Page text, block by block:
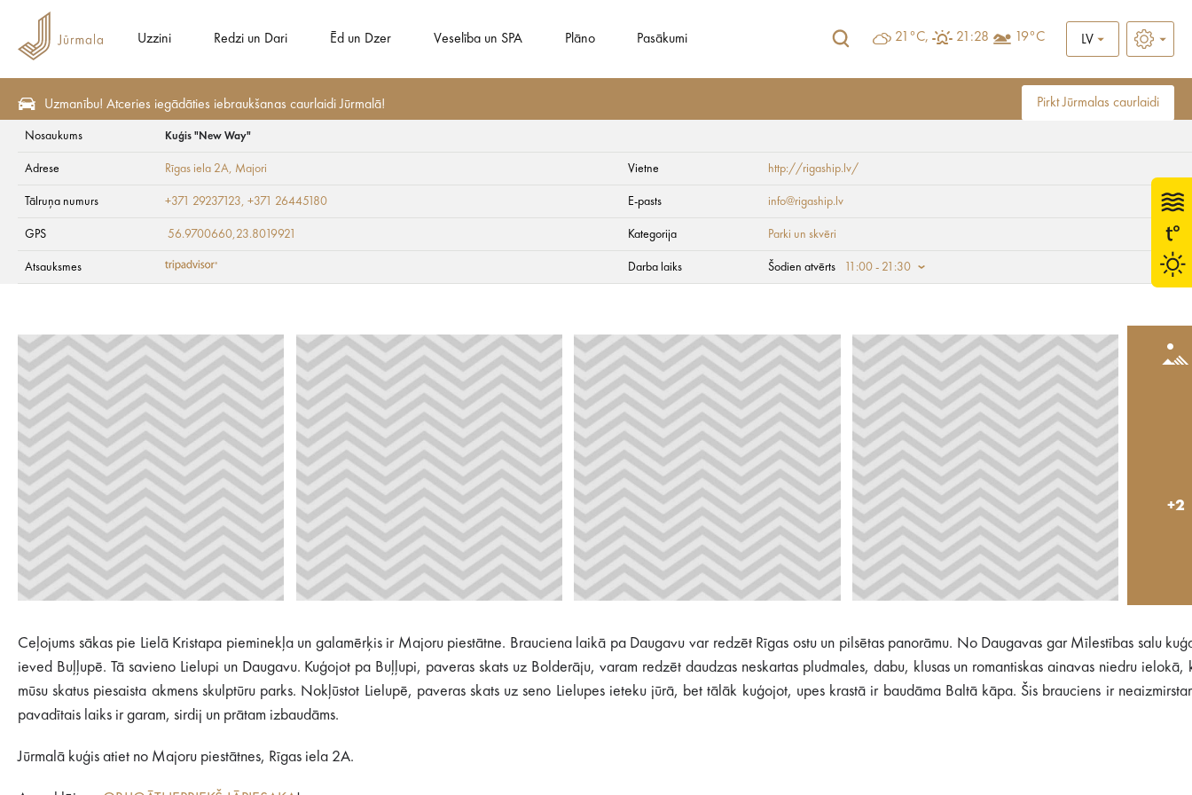
Uzzini Redzi un Dari Ēd un Dzer Veselība un SPA Plāno Pasākumi 21°C, 21:28 19°C LV
Uzmanību! Atceries iegādāties iebraukšanas caurlaidi Jūrmalā! Pirkt Jūrmalas caurlaidi
Parki un skvēri
Kuģis "New Way"
Nosaukums Kuģis "New Way"
Adrese Rīgas iela 2A, Majori Vietne http://rigaship.lv/
Tālruņa numurs +371 29237123, +371 26445180 E-pasts info@rigaship.lv
GPS 56.9700660,23.8019921 Kategorija Parki un skvēri
Atsauksmes Darba laiks Šodien atvērts 11:00 - 21:30
+2
Ceļojums sākas pie Lielā Kristapa pieminekļa un galamērķis ir Majoru piestātne. Brauciena laikā pa Daugavu var redzēt Rīgas ostu un pilsētas panorāmu. No Daugavas gar Mīlestības salu
ieved Buļļupē. Tā savieno Lielupi un Daugavu. Kuģojot pa Buļļupi, paveras skats uz Bolderāju, varam redzēt daudzas neskartas pludmales, dabu, klusas un romantiskas ainavas niedru ielokā,
mūsu skatus piesaista akmens skulptūru parks. Nokļūstot Lielupē, paveras skats uz seno Lielupes ieteku jūrā, bet tālāk kuģojot, upes krastā ir baudāma Baltā kāpa. Šis brauciens ir
pavadītais laiks ir garam, sirdij un prātam izbaudāms.
Jūrmalā kuģis atiet no Majoru piestātnes, Rīgas iela 2A.